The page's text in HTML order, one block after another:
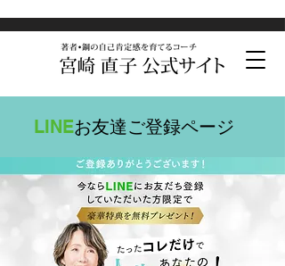
LINEお友達ご登録ページ